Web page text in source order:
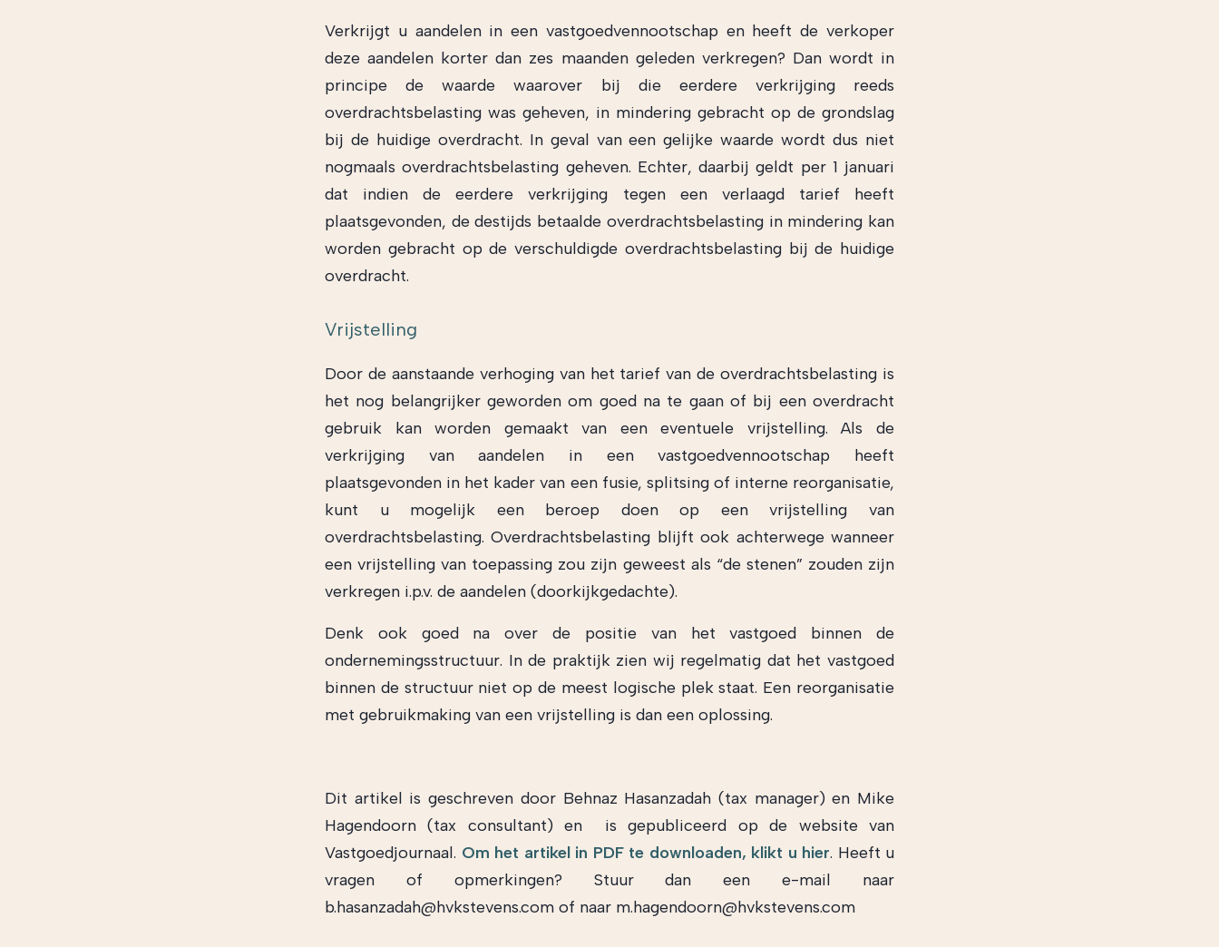
Verkrijgt u aandelen in een vastgoedvennootschap en heeft de verkoper
deze aandelen korter dan zes maanden geleden verkregen? Dan wordt in
principe de waarde waarover bij die eerdere verkrijging reeds
overdrachtsbelasting was geheven, in mindering gebracht op de grondslag
bij de huidige overdracht. In geval van een gelijke waarde wordt dus niet
nogmaals overdrachtsbelasting geheven. Echter, daarbij geldt per 1 januari
dat indien de eerdere verkrijging tegen een verlaagd tarief heeft
plaatsgevonden, de destijds betaalde overdrachtsbelasting in mindering kan
worden gebracht op de verschuldigde overdrachtsbelasting bij de huidige
overdracht.
Vrijstelling
Door de aanstaande verhoging van het tarief van de overdrachtsbelasting is
het nog belangrijker geworden om goed na te gaan of bij een overdracht
gebruik kan worden gemaakt van een eventuele vrijstelling. Als de
verkrijging van aandelen in een vastgoedvennootschap heeft
plaatsgevonden in het kader van een fusie, splitsing of interne reorganisatie,
kunt u mogelijk een beroep doen op een vrijstelling van
overdrachtsbelasting. Overdrachtsbelasting blijft ook achterwege wanneer
een vrijstelling van toepassing zou zijn geweest als “de stenen” zouden zijn
verkregen i.p.v. de aandelen (doorkijkgedachte).
Denk ook goed na over de positie van het vastgoed binnen de
ondernemingsstructuur. In de praktijk zien wij regelmatig dat het vastgoed
binnen de structuur niet op de meest logische plek staat. Een reorganisatie
met gebruikmaking van een vrijstelling is dan een oplossing.
Dit artikel is geschreven door Behnaz Hasanzadah (tax manager) en Mike
Hagendoorn (tax consultant) en is gepubliceerd op de website van
Vastgoedjournaal. Om het artikel in PDF te downloaden, klikt u hier. Heeft u
vragen of opmerkingen? Stuur dan een e-mail naar
b.hasanzadah@hvkstevens.com of naar m.hagendoorn@hvkstevens.com